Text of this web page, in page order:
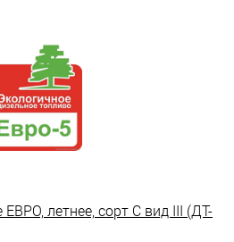
летнее, сорт С вид III (ДТ-